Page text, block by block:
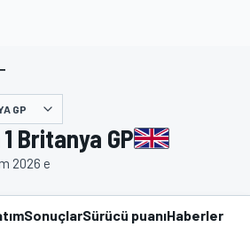
GP
Britanya GP
2026 e
SonuçlarSürücü puanıHaberler